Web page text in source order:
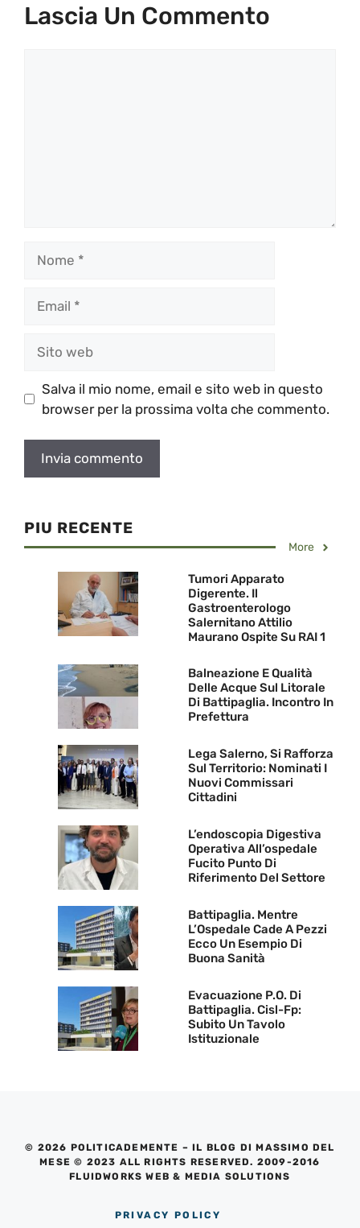
Lascia Un Commento
web
Salva il mio nome, email e sito web in questo
browser per la prossima volta che commento.
PIU RECENTE
More
Tumori Apparato
Digerente. Il
Gastroenterologo
Salernitano Attilio
Maurano Ospite Su RAI 1
Balneazione E Qualità
Delle Acque Sul Litorale
Di Battipaglia. Incontro In
Prefettura
Lega Salerno, Si Rafforza
Sul Territorio: Nominati I
Nuovi Commissari
Cittadini
L’endoscopia Digestiva
Operativa All’ospedale
Fucito Punto Di
Riferimento Del Settore
Battipaglia. Mentre
L’Ospedale Cade A Pezzi
Ecco Un Esempio Di
Buona Sanità
Evacuazione P.O. Di
Battipaglia. Cisl-Fp:
Subito Un Tavolo
Istituzionale
© 2026 POLITICADEMENTE – IL BLOG DI MASSIMO DEL
MESE © 2023 ALL RIGHTS RESERVED. 2009-2016
FLUIDWORKS WEB & MEDIA SOLUTIONS
PRIVACY POLICY